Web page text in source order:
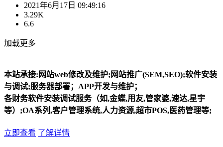
2021年6月17日 09:49:16
3.29K
6.6
加载更多
本站承接:网站web修改及维护;网站推广(SEM,SEO);软件安装
与调试;服务器部署；APP开发与维护；
各财务软件安装调试服务（如,金蝶,用友,管家婆,速达,星宇
等）;OA系列,客户管理系统,人力资源,超市POS,医药管理等;
立即查看 了解详情